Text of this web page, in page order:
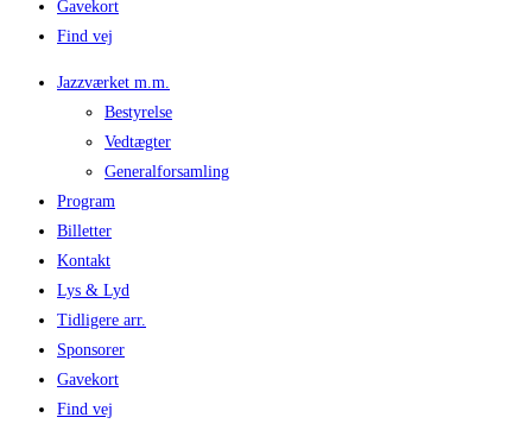
Gavekort
Find vej
Jazzværket m.m.
Bestyrelse
Vedtægter
Generalforsamling
Program
Billetter
Kontakt
Lys & Lyd
Tidligere arr.
Sponsorer
Gavekort
Find vej